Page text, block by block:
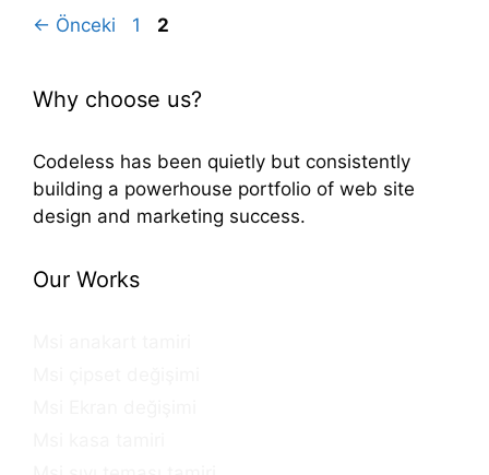
Yazı
← Önceki Sayfa
1 Sayfa
2
Why choose us?
Codeless has been quietly but consistently
building a powerhouse portfolio of web site
design and marketing success.
Our Works